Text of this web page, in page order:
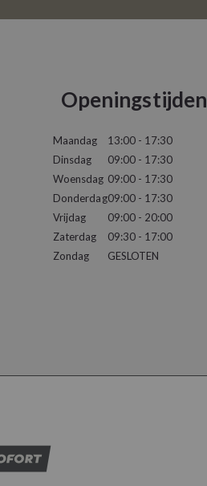
Openingstijden
Maandag
Dinsdag
Woensdag
Donderdag
Vrijdag
Zaterdag
Zondag
13:00 - 17:30
09:00 - 17:30
09:00 - 17:30
09:00 - 17:30
09:00 - 20:00
09:30 - 17:00
GESLOTEN